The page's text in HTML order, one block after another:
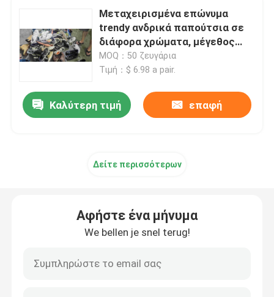
Μεταχειρισμένα επώνυμα
trendy ανδρικά παπούτσια σε
διάφορα χρώματα, μέγεθος
40+
MOQ：50 ζευγάρια
Τιμή：$ 6.98 a pair.
Καλύτερη τιμή επαφή
Δείτε περισσότερων
Αφήστε ένα μήνυμα
We bellen je snel terug!